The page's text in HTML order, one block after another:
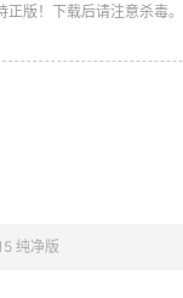
版！下载后请注意杀毒。
纯净版